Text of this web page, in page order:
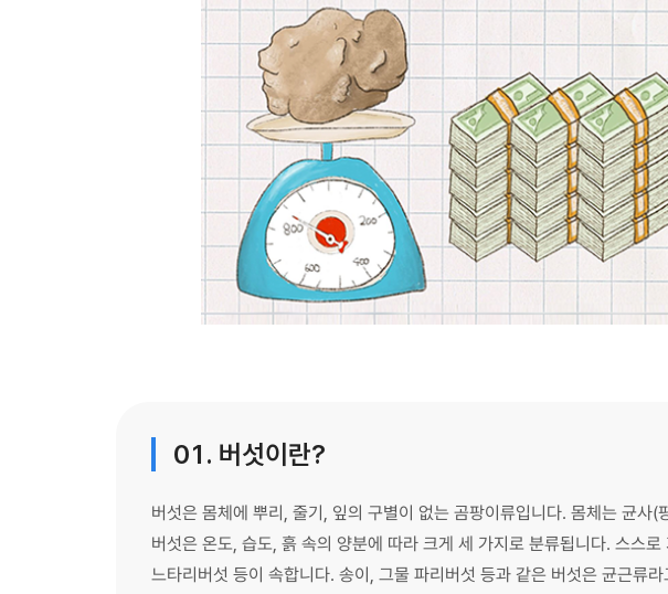
01. 버섯이란?
버섯은 몸체에 뿌리, 줄기, 잎의 구별이 없는 곰팡이류입니다. 몸체는 균사
버섯은 온도, 습도, 흙 속의 양분에 따라 크게 세 가지로 분류됩니다. 스스
느타리버섯 등이 속합니다. 송이, 그물 파리버섯 등과 같은 버섯은 균근류